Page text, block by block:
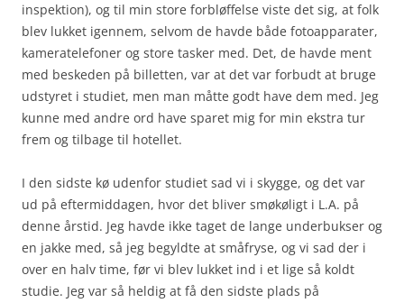
inspektion), og til min store forbløffelse viste det sig, at folk
blev lukket igennem, selvom de havde både fotoapparater,
kameratelefoner og store tasker med. Det, de havde ment
med beskeden på billetten, var at det var forbudt at bruge
udstyret i studiet, men man måtte godt have dem med. Jeg
kunne med andre ord have sparet mig for min ekstra tur
frem og tilbage til hotellet.
I den sidste kø udenfor studiet sad vi i skygge, og det var
ud på eftermiddagen, hvor det bliver smøkøligt i L.A. på
denne årstid. Jeg havde ikke taget de lange underbukser og
en jakke med, så jeg begyldte at småfryse, og vi sad der i
over en halv time, før vi blev lukket ind i et lige så koldt
studie. Jeg var så heldig at få den sidste plads på